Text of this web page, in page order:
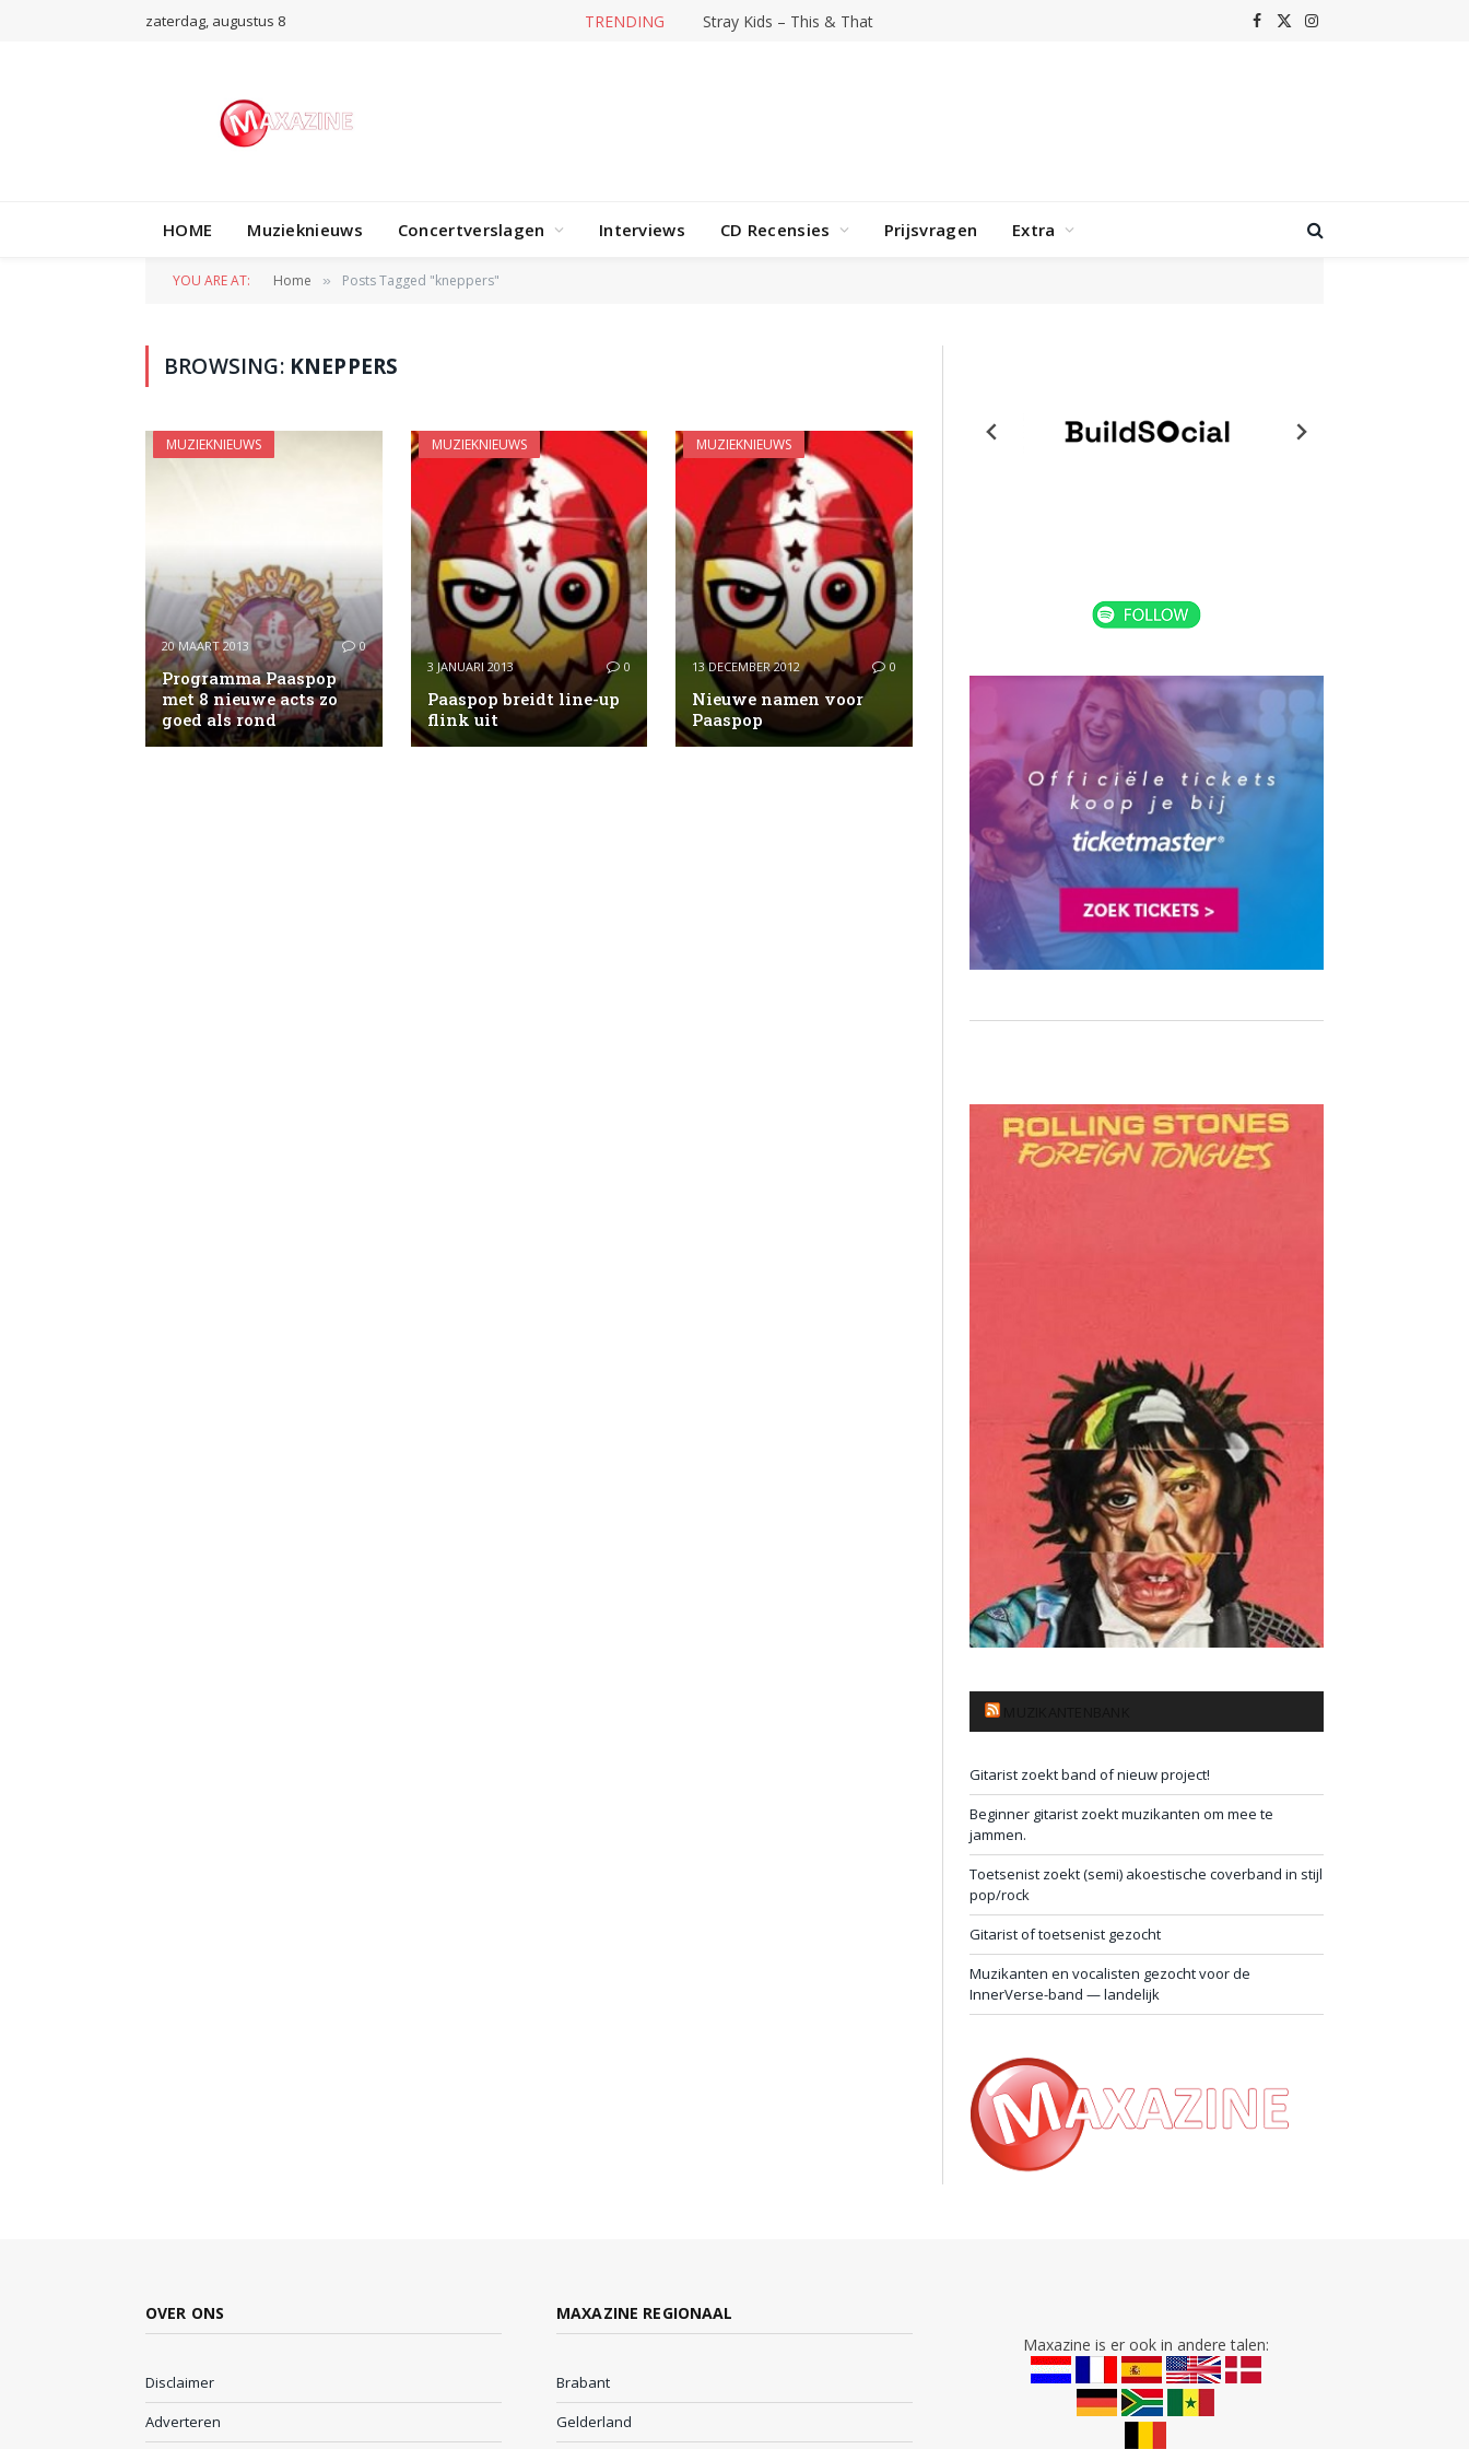
zaterdag, augustus 8 TRENDING Stray Kids – This & That Facebook
X
Instagram
HOME Muzieknieuws Concertverslagen Interviews CD Recensies Prijsvragen Extra
YOU ARE AT: Home » Posts Tagged "kneppers"
BROWSING: KNEPPERS
MUZIEKNIEUWS
20 MAART 2013 0
Programma Paaspop
met 8 nieuwe acts zo
goed als rond
MUZIEKNIEUWS
3 JANUARI 2013 0
Paaspop breidt line-up
flink uit
MUZIEKNIEUWS
13 DECEMBER 2012 0
Nieuwe namen voor
Paaspop
Gitarist zoekt band of nieuw project!
Beginner gitarist zoekt muzikanten om mee te
jammen.
Toetsenist zoekt (semi) akoestische coverband in stijl
pop/rock
Gitarist of toetsenist gezocht
Muzikanten en vocalisten gezocht voor de
InnerVerse-band — landelijk
OVER ONS
Disclaimer
Adverteren
MAXAZINE REGIONAAL
Brabant
Gelderland
Maxazine is er ook in andere talen: